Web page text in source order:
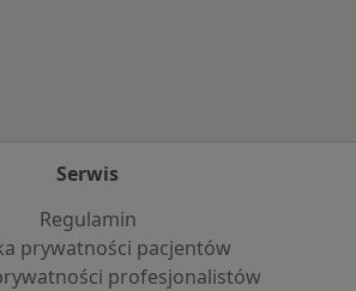
Serwis
Regulamin
prywatności pacjentów
profesjonalistów